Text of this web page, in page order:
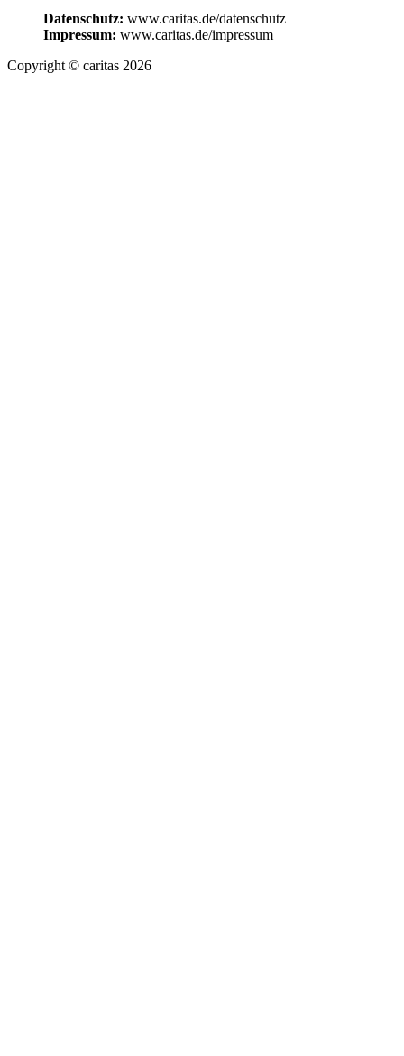
Datenschutz: www.caritas.de/datenschutz
Impressum: www.caritas.de/impressum
Copyright © caritas 2026